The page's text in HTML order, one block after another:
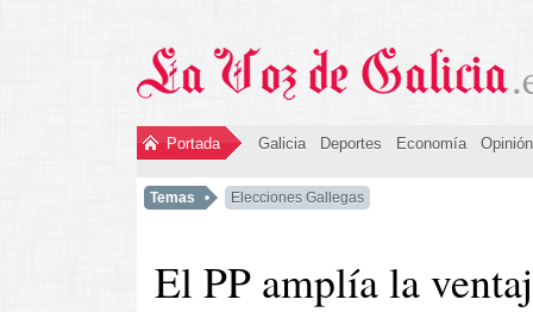
Portada Galicia Deportes Economía Opinión
Temas Elecciones Gallegas
El PP amplía la